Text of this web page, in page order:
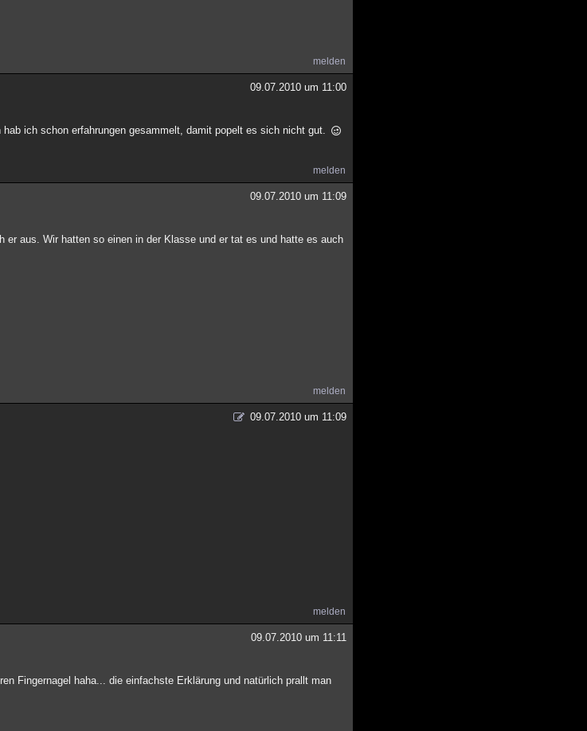
melden
09.07.2010 um 11:00
ich schon erfahrungen gesammelt, damit popelt es sich nicht gut.
melden
09.07.2010 um 11:09
aus. Wir hatten so einen in der Klasse und er tat es und hatte es auch
melden
09.07.2010 um 11:09
melden
09.07.2010 um 11:11
Fingernagel haha... die einfachste Erklärung und natürlich prallt man